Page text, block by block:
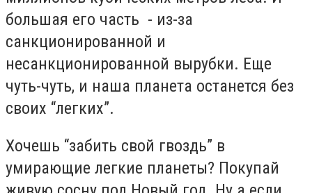
большая его часть - из-за
санкционированной и
несанкционированной вырубки. Еще
чуть-чуть, и наша планета останется без
своих “легких”.
Хочешь “забить свой гвоздь” в
умирающие легкие планеты? Покупай